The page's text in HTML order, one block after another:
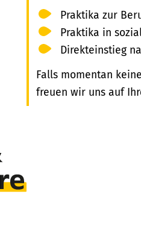
Praktika zur
Praktika in
Direkteinstieg
Falls momentan
freuen wir uns auf